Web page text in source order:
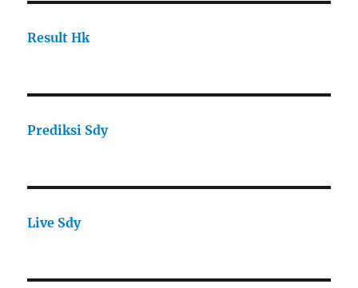
Result Hk
Prediksi Sdy
Live Sdy